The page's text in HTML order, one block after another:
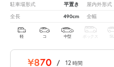
駐車場形式 平置き 屋内外形式
全長 490cm 全幅
軽 コ 中型 ボックス
¥870 / 12 時間